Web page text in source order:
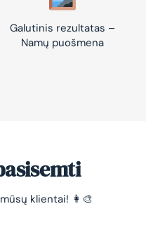
Galutinis rezultatas –
Namų puošmena
klientai! 👩‍🎨